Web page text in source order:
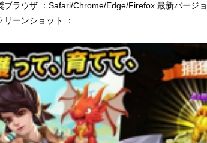
ブラウザ ：Safari/Chrome/Edge/Firefox 最新バージ
リーンショット ：